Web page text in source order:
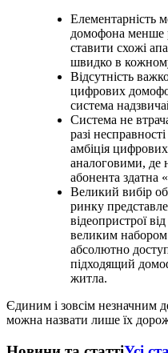
Елементарність
домофона менше
ставити схожі
швидко в
Відсутність
цифрових
система
Система не
разі
амбіція
аналоговими, де
абонента здатна
Великий вибір
ринку
відеопристрої
великим набором
абсолютно
підходящий
житла.
Єдиним і зовсім незначним
можна назвати лише їх